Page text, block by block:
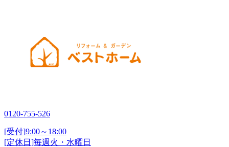
0120-755-526
[受付]9:00～18:00
[定休日]毎週火・水曜日